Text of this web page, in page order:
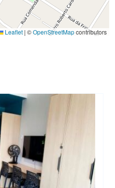
Leaflet | ©OpenStreetMapcontributors